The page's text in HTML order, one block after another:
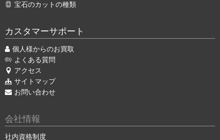
宝石のカットの種類
カスタマーサポート
個人様からのお買取
よくある質問
アクセス
サイトマップ
お問い合わせ
会社情報
社内資格制度